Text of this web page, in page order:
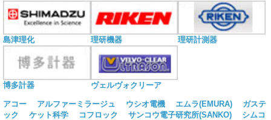
島津理化 理研機器 理研計測器
博多計器 ヴェルヴォクリーア
アコー アルファーミラージュ ウシオ電機 エムラ(EMURA)
ガステ
ック
ケット科学 コフロック サンコウ電子研究所(SANKO)
シムコ